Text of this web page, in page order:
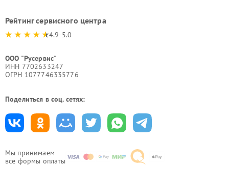
Мы принимаем
все формы оплаты
Рейтинг сервисного центра
4.9-5.0
ООО "Русервис"
ИНН 7702633247
ОГРН 1077746335776
Поделиться в соц. сетях: